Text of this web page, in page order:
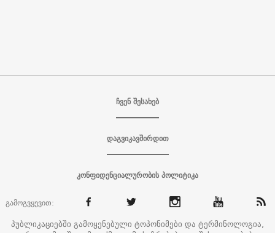
ჩვენ შესახებ
დაგვიკავშირდით
კონფიდენციალურობის პოლიტიკა
გამოგვყევით:
პუბლიკაციებში გამოყენებული ტოპონიმები და ტერმინოლოგია,